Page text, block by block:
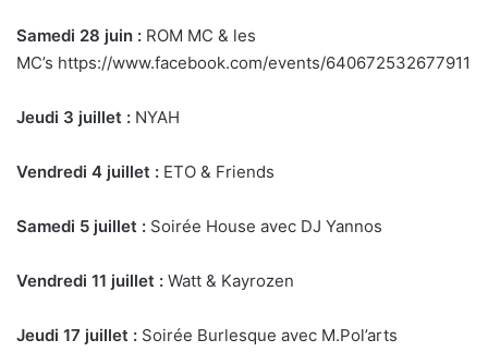
Samedi 28 juin : ROM MC & les
MC’s https://www.facebook.com/events/640672532677911
Jeudi 3 juillet : NYAH
Vendredi 4 juillet : ETO & Friends
Samedi 5 juillet : Soirée House avec DJ Yannos
Vendredi 11 juillet : Watt & Kayrozen
Jeudi 17 juillet : Soirée Burlesque avec M.Pol’arts